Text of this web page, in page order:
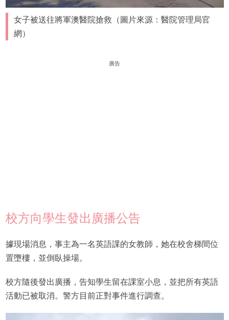
女子被送往將軍澳醫院搶救（圖片來源：醫院管理局官
網）
廣告
校方向學生發出廣播公告
據現場消息，事主為一名英語課的女教師，她在校舍梯間位
置墮樓，並倒臥操場。
校方隨後發出廣播，告知學生留在課室小息，並把所有英語
活動已被取消。警方目前正對事件進行調查。